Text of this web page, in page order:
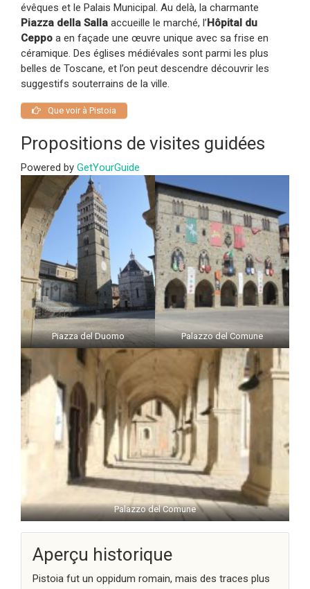
évêques et le Palais Municipal. Au delà, la charmante
Piazza della Salla accueille le marché, l’Hôpital du
Ceppo a en façade une œuvre unique avec sa frise en
céramique. Des églises médiévales sont parmi les plus
belles de Toscane, et l’on peut descendre découvrir les
suggestifs souterrains de la ville.
Que voir à Pistoia
Propositions de visites guidées
Powered by GetYourGuide
Piazza del Duomo Palazzo del Comune
Palazzo del Comune
Aperçu historique
Pistoia fut un oppidum romain, mais des traces plus